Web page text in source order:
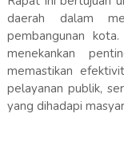
daerah dalam
pembangunan
menekankan
memastikan
pelayanan publik,
yang dihadapi